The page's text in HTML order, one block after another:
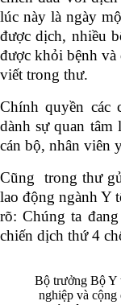
lúc này là ngày
được dịch, nhiều
được khỏi bệnh
viết trong thư.
Chính quyền các
dành sự quan
cán bộ, nhân viên
Cũng trong thư
lao động ngành Y
rõ: Chúng ta
chiến dịch thứ 4
Bộ trưởng Bộ Y
nghiệp và cộng